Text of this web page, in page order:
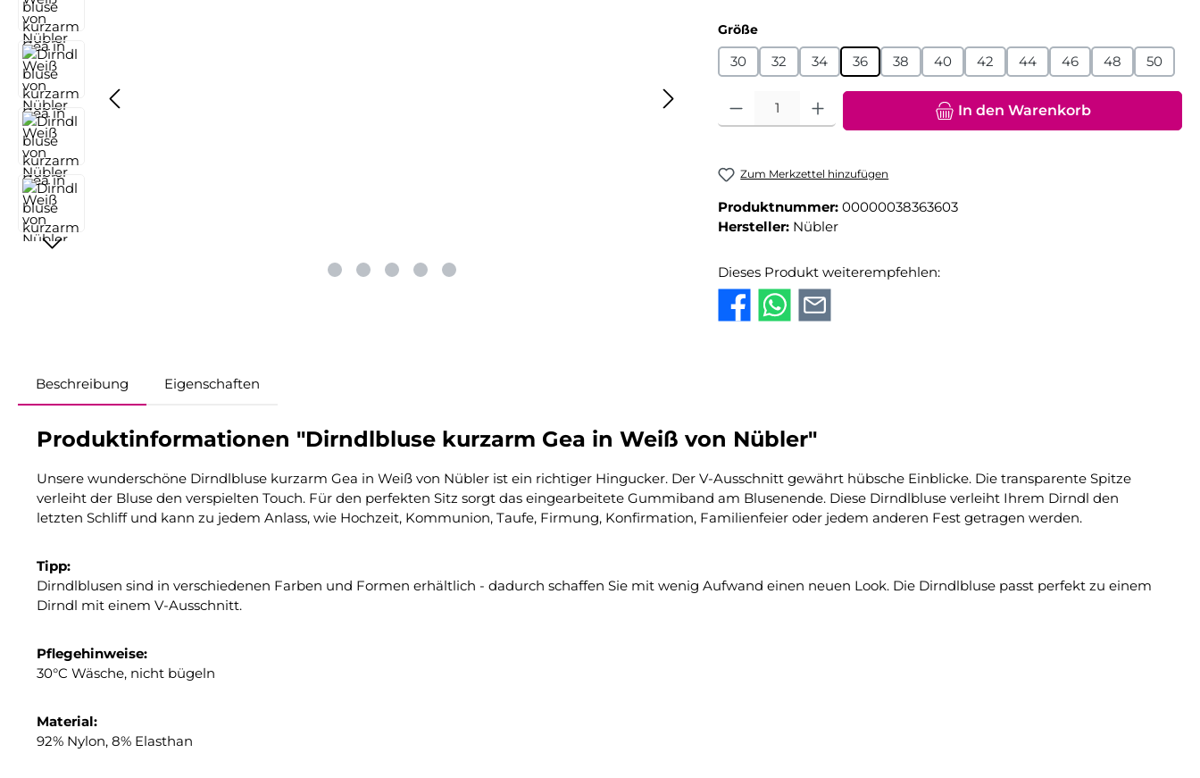
Größeauswählen
30 32 34 36 38 40 42 44 46 48 50
Produkt Anzahl: Gib den gewünschten Wert ein oder benutze die
In den Warenkorb
Zum Merkzettel hinzufügen
Produktnummer: 00000038363603
Hersteller: Nübler
Dieses Produkt weiterempfehlen:
Beschreibung Eigenschaften
Produktinformationen "Dirndlbluse kurzarm Gea in Weiß von Nübler"
Unsere wunderschöne Dirndlbluse kurzarm Gea in Weiß von Nübler ist ein richtiger Hingucker. Der V-Ausschnitt gewährt hübsche Einblicke. Die transparente Spitze
verleiht der Bluse den verspielten Touch. Für den perfekten Sitz sorgt das eingearbeitete Gummiband am Blusenende. Diese Dirndlbluse verleiht Ihrem Dirndl den
letzten Schliff und kann zu jedem Anlass, wie Hochzeit, Kommunion, Taufe, Firmung, Konfirmation, Familienfeier oder jedem anderen Fest getragen werden.
Tipp:
Dirndlblusen sind in verschiedenen Farben und Formen erhältlich - dadurch schaffen Sie mit wenig Aufwand einen neuen Look. Die Dirndlbluse passt perfekt zu einem
Dirndl mit einem V-Ausschnitt.
Pflegehinweise:
30°C Wäsche, nicht bügeln
Material:
92% Nylon, 8% Elasthan